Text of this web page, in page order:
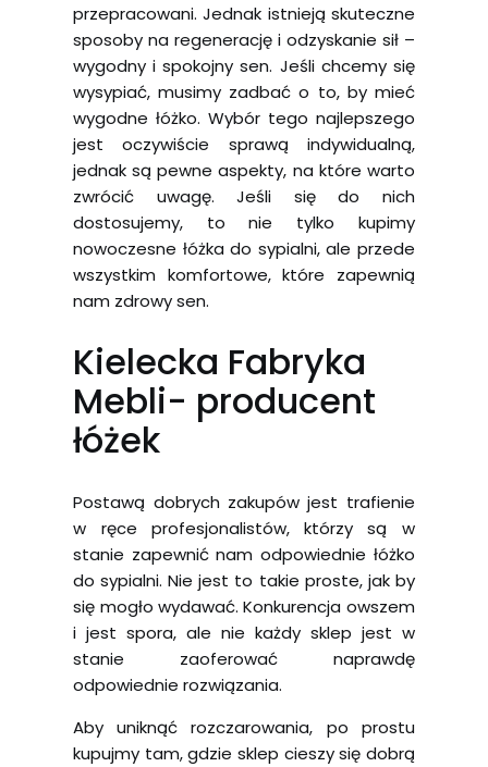
przepracowani. Jednak istnieją skuteczne
sposoby na regenerację i odzyskanie sił –
wygodny i spokojny sen. Jeśli chcemy się
wysypiać, musimy zadbać o to, by mieć
wygodne łóżko. Wybór tego najlepszego
jest oczywiście sprawą indywidualną,
jednak są pewne aspekty, na które warto
zwrócić uwagę. Jeśli się do nich
dostosujemy, to nie tylko kupimy
nowoczesne łóżka do sypialni, ale przede
wszystkim komfortowe, które zapewnią
nam zdrowy sen.
Kielecka Fabryka
Mebli- producent
łóżek
Postawą dobrych zakupów jest trafienie
w ręce profesjonalistów, którzy są w
stanie zapewnić nam odpowiednie łóżko
do sypialni. Nie jest to takie proste, jak by
się mogło wydawać. Konkurencja owszem
i jest spora, ale nie każdy sklep jest w
stanie zaoferować naprawdę
odpowiednie rozwiązania.
Aby uniknąć rozczarowania, po prostu
kupujmy tam, gdzie sklep cieszy się dobrą